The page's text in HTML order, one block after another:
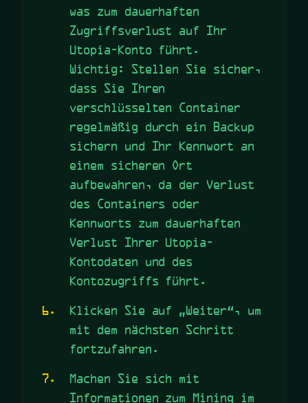
was zum dauerhaften
Zugriffsverlust auf Ihr
Utopia-Konto führt.
Wichtig: Stellen Sie sicher,
dass Sie Ihren
verschlüsselten Container
regelmäßig durch ein Backup
sichern und Ihr Kennwort an
einem sicheren Ort
aufbewahren, da der Verlust
des Containers oder
Kennworts zum dauerhaften
Verlust Ihrer Utopia-
Kontodaten und des
Kontozugriffs führt.
Klicken Sie auf „Weiter“, um
mit dem nächsten Schritt
fortzufahren.
Machen Sie sich mit
Informationen zum Mining im